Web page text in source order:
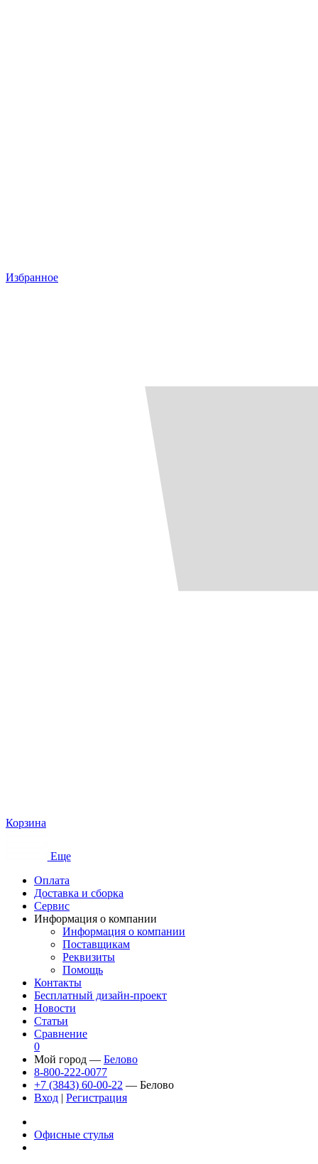
Избранное
Корзина
Еще
Оплата
Доставка и сборка
Сервис
Информация о компании
Информация о компании
Поставщикам
Реквизиты
Помощь
Контакты
Бесплатный дизайн-проект
Новости
Статьи
Сравнение
0
Мой город — Белово
8-800-222-0077
+7 (3843) 60-00-22 — Белово
Вход | Регистрация
Офисные стулья